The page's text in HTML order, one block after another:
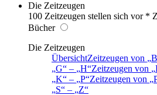
Die Zeitzeugen
100 Zeitzeugen stellen sich vor *
Bücher
Die Zeitzeugen
ÜbersichtZeitzeugen von B
G
– H Zeitzeugen von
K
– P Zeitzeugen von
S
–
Z